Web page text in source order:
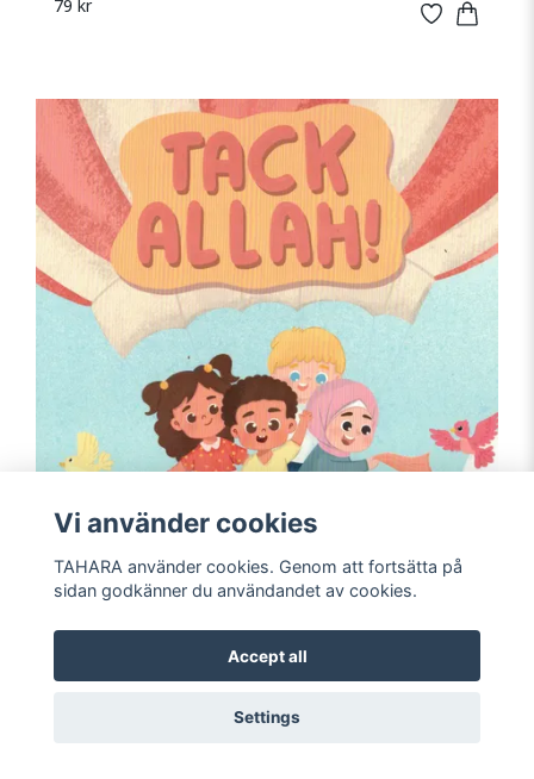
79 kr
Vi använder cookies
TAHARA använder cookies. Genom att fortsätta på
sidan godkänner du användandet av cookies.
Accept all
Settings